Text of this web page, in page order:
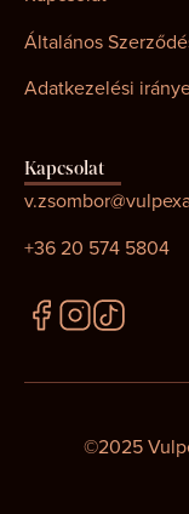
Általános
Adatkezelési
Kapcsolat
+36 20 574 5804
©2025